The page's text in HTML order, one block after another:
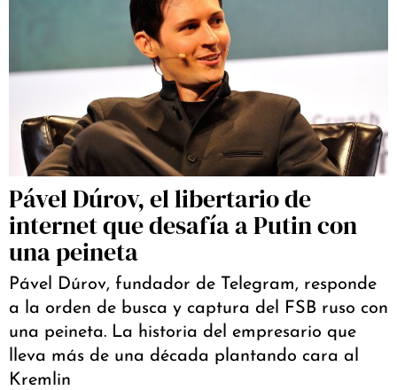
Pável Dúrov, el libertario de
internet que desafía a Putin con
una peineta
Pável Dúrov, fundador de Telegram, responde
a la orden de busca y captura del FSB ruso con
una peineta. La historia del empresario que
lleva más de una década plantando cara al
Kremlin